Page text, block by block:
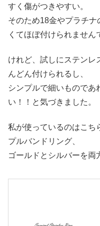
すく傷がつきやすい。
そのため18金やプラチ
くてほぼ付けられません
けれど、試しにステンレ
んどん付けられるし、
シンプルで細いものであ
い！！と気づきました。
私が使っているのはこち
プルバンドリング、
ゴールドとシルバーを両